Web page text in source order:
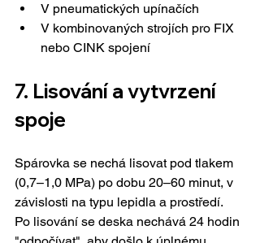
V pneumatických upínačích
V kombinovaných strojích pro FIX
nebo CINK spojení
7. Lisování a vytvrzení
spoje
Spárovka se nechá lisovat pod tlakem
(0,7–1,0 MPa) po dobu 20–60 minut, v
závislosti na typu lepidla a prostředí.
Po lisování se deska nechává 24 hodin